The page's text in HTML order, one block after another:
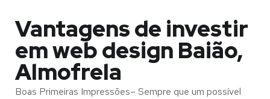
Vantagens de investir
em web design Baião,
Almofrela
Boas Primeiras Impressões– Sempre que um possível